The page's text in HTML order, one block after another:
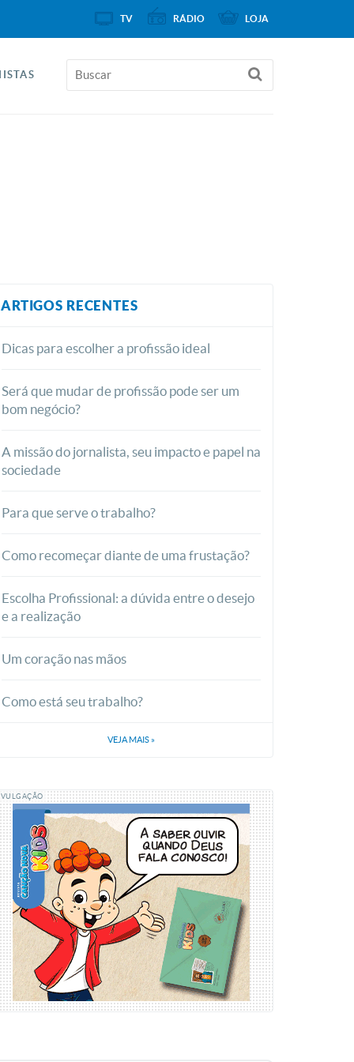
ARTIGOS RECENTES
Dicas para escolher a profissão ideal
Será que mudar de profissão pode ser um
bom negócio?
A missão do jornalista, seu impacto e papel na
sociedade
Para que serve o trabalho?
Como recomeçar diante de uma frustação?
Escolha Profissional: a dúvida entre o desejo
e a realização
Um coração nas mãos
Como está seu trabalho?
VEJA MAIS »
TV RÁDIO LOJA